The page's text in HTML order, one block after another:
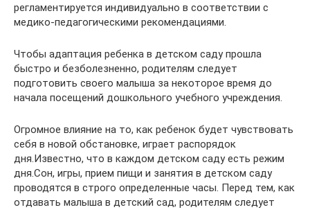
регламентируется индивидуально в соответствии с
медико-педагогическими рекомендациями.
Чтобы адаптация ребенка в детском саду прошла
быстро и безболезненно, родителям следует
подготовить своего малыша за некоторое время до
начала посещений дошкольного учебного учреждения.
Огромное влияние на то, как ребенок будет чувствовать
себя в новой обстановке, играет распорядок
дня.Известно, что в каждом детском саду есть режим
дня.Сон, игры, прием пищи и занятия в детском саду
проводятся в строго определенные часы. Перед тем, как
отдавать малыша в детский сад, родителям следует